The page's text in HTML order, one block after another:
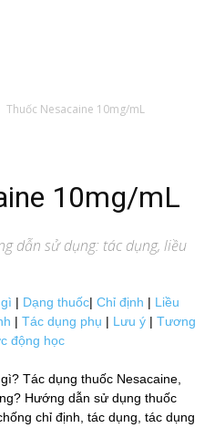
Thuốc Nesacaine 10mg/mL
10mg/mL
dẫn sử dụng: tác dụng, liều
| Dạng thuốc| Chỉ định | Liều
| Tác dụng phụ | Lưu ý | Tương
động học
Tác dụng thuốc Nesacaine,
Hướng dẫn sử dụng thuốc
chỉ định, tác dụng, tác dụng